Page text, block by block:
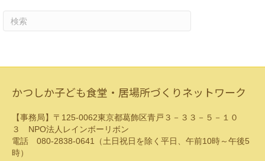
かつしか子ども食堂・居場所づくりネットワーク
【事務局】〒125-0062東京都葛飾区青戸３－３３－５－１０
３ NPO法人レインボーリボン
電話 080-2838-0641（土日祝日を除く平日、午前10時～午後5
時）